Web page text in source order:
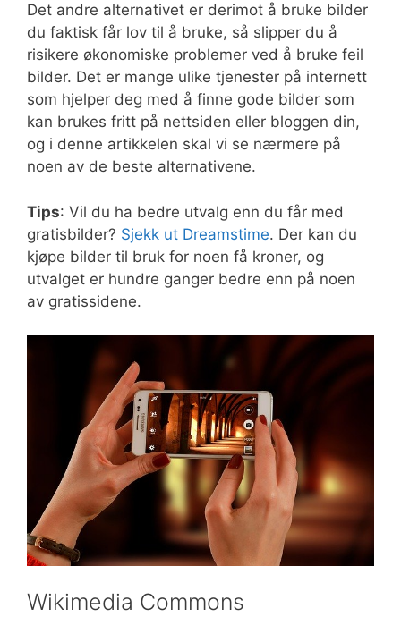
Det andre alternativet er derimot å bruke bilder
du faktisk får lov til å bruke, så slipper du å
risikere økonomiske problemer ved å bruke feil
bilder. Det er mange ulike tjenester på internett
som hjelper deg med å finne gode bilder som
kan brukes fritt på nettsiden eller bloggen din,
og i denne artikkelen skal vi se nærmere på
noen av de beste alternativene.
Tips: Vil du ha bedre utvalg enn du får med
gratisbilder? Sjekk ut Dreamstime. Der kan du
kjøpe bilder til bruk for noen få kroner, og
utvalget er hundre ganger bedre enn på noen
av gratissidene.
Wikimedia Commons